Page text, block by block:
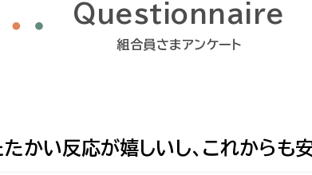
Questionnaire
組合員さまアンケート
かい反応が嬉しいし、これからも